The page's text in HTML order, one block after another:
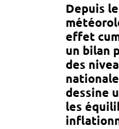
Depuis
effet
un bilan
des
dessine
les